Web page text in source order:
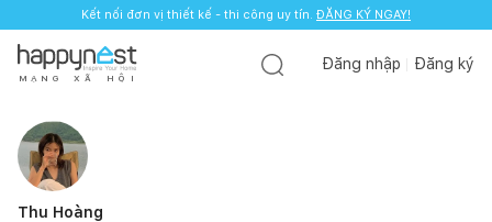
Kết nối đơn vị thiết kế - thi công uy tín. ĐĂNG KÝ NGAY!
M Ạ N G X Ã H Ộ I
Đăng nhập Đăng ký
Thu Hoàng